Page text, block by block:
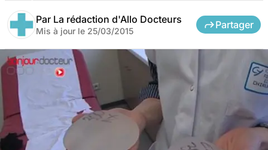
Par La rédaction d'Allo Docteurs
Mis à jour le 25/03/2015
Partager